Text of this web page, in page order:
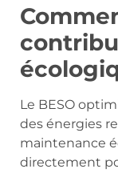
Le BESO
des énergies
maintenance
directement